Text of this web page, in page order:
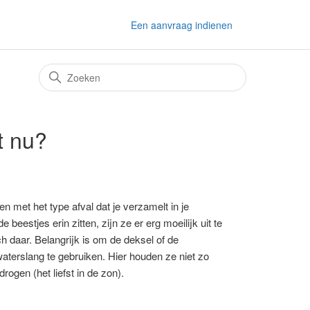
Een aanvraag indienen
nu?
met het type afval dat je verzamelt in je
beestjes erin zitten, zijn ze er erg moeilijk uit te
daar. Belangrijk is om de deksel of de
te gebruiken. Hier houden ze niet zo
(het liefst in de zon).